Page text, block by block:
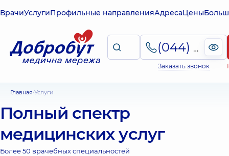
ВрачиУслугиПрофильные направленияАдресаЦены
(044) 495-2-888
Заказать звонок
Главная Услуги
Полный спектр
медицинских услуг
Более 50 врачебных специальностей